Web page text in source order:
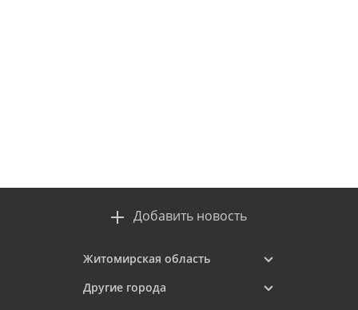
Добавить новость
Житомирская область
Другие города